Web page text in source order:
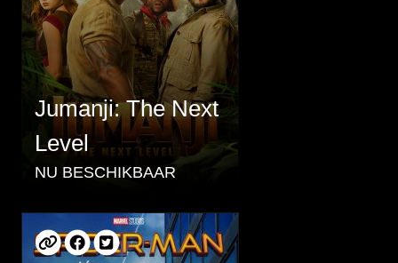
Jumanji: The Next
Level
NU BESCHIKBAAR